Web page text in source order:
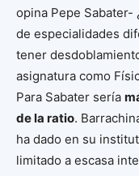
opina Pepe
de especialidades
tener
asignatura como
Para Sabater sería
de la ratio.
ha dado en su
limitado a escasa